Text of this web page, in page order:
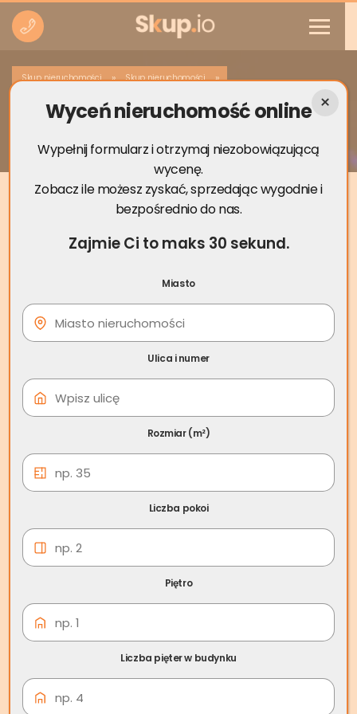
Skup nieruchomości » Skup nieruchomości »
Skup nieruchomości Świebodzice
09 czeSkup nieruchomości
Świebodzice
Wyceń nieruchomość online
Wypełnij formularz i otrzymaj niezobowiązującą
wycenę.
Zobacz ile możesz zyskać, sprzedając wygodnie i
bezpośrednio do nas.
Zajmie Ci to maks 30 sekund.
Miasto
Ulica i numer
Rozmiar (m²)
Liczba pokoi
Piętro
Liczba pięter w budynku